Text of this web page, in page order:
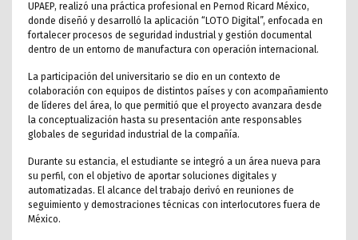
UPAEP, realizó una práctica profesional en Pernod Ricard México,
donde diseñó y desarrolló la aplicación “LOTO Digital”, enfocada en
fortalecer procesos de seguridad industrial y gestión documental
dentro de un entorno de manufactura con operación internacional.
La participación del universitario se dio en un contexto de
colaboración con equipos de distintos países y con acompañamiento
de líderes del área, lo que permitió que el proyecto avanzara desde
la conceptualización hasta su presentación ante responsables
globales de seguridad industrial de la compañía.
Durante su estancia, el estudiante se integró a un área nueva para
su perfil, con el objetivo de aportar soluciones digitales y
automatizadas. El alcance del trabajo derivó en reuniones de
seguimiento y demostraciones técnicas con interlocutores fuera de
México.